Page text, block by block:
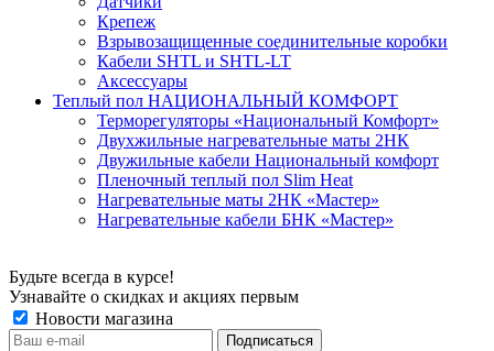
Крепеж
Взрывозащищенные соединительные коробки
Кабели SHTL и SHTL-LT
Аксессуары
Теплый пол НАЦИОНАЛЬНЫЙ КОМФОРТ
Терморегуляторы «Национальный Комфорт»
Двухжильные нагревательные маты 2НК
Двужильные кабели Национальный комфорт
Пленочный теплый пол Slim Heat
Нагревательные маты 2НК «Мастер»
Нагревательные кабели БНК «Мастер»
Будьте всегда в курсе!
Узнавайте о скидках и акциях первым
Новости магазина